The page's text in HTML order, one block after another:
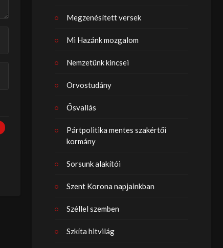
Megzenésített versek
Mi Hazánk mozgalom
Nemzetünk kincsei
Orvostudány
Ősvallás
Pártpolitika mentes szakértői
kormány
Sorsunk alakítói
Szent Korona napjainkban
Széllel szemben
Szkíta hitvilág